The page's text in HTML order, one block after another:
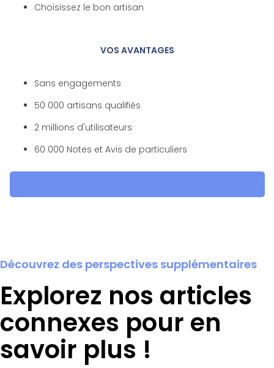
Choisissez le bon artisan
VOS AVANTAGES
Sans engagements
50 000 artisans qualifiés
2 millions d'utilisateurs
60 000 Notes et Avis de particuliers
Découvrez des perspectives supplémentaires
Explorez nos articles
connexes pour en
savoir plus !